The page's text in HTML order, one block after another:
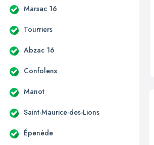
Marsac 16
Tourriers
Abzac 16
Confolens
Manot
Saint-Maurice-des-Lions
Épenède